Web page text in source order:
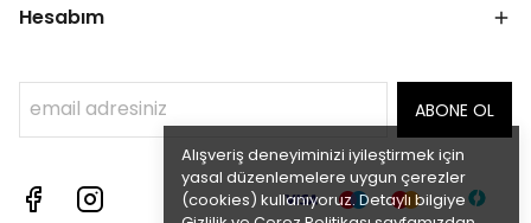
Alışveriş deneyiminizi iyileştirmek için
yasal düzenlemelere uygun çerezler
(cookies) kullanıyoruz. Detaylı bilgiye
Hesabım
ABONE OL